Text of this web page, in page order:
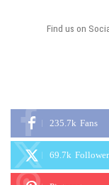
Find us on
235.7k Fans
69.7k